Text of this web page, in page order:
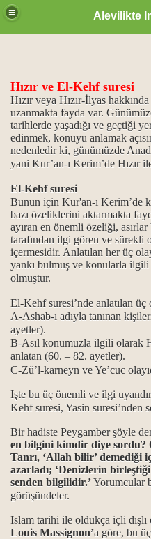
Hızır ve El-Kehf suresi
Hızır veya Hızır-İlyas
uzanmakta fayda var.
tarihlerde yaşadığı ve geçtiği
edinmek, konuyu anlamak
nedenledir ki, günümüzde
yani Kur’an-ı Kerim’de Hızır
El-Kehf suresi
Bunun için Kur'an-ı Kerim’de
bazı özeliklerini aktarmakta
ayıran en önemli özeliği,
tarafından ilgi gören ve sürekli
içermesidir. Anlatılan her üç
yankı bulmuş ve konularla
olmuştur.
El-Kehf suresi’nde anlatılan
A-Ashab-ı adıyla tanınan
ayetler).
B-Asıl konumuzla ilgili olarak
anlatan (60. – 82. ayetler).
C-Zü’l-karneyn ve Ye’cuc
Işte bu üç önemli ve ilgi
Kehf suresi, Yasin suresi’nden
Bir hadiste Peygamber şöyle
en bilgini kimdir diye sordu?
Tanrı, ‘Allah bilir’ demediği
azarladı; ‘Denizlerin
senden bilgilidir.’Yorumcular
görüşündeler.
Islam tarihi ile oldukça içli dışlı
Louis Massignon’a göre, bu
önemi
işlevi...
din kitapları
ile önemi…
gösterilmiştir...